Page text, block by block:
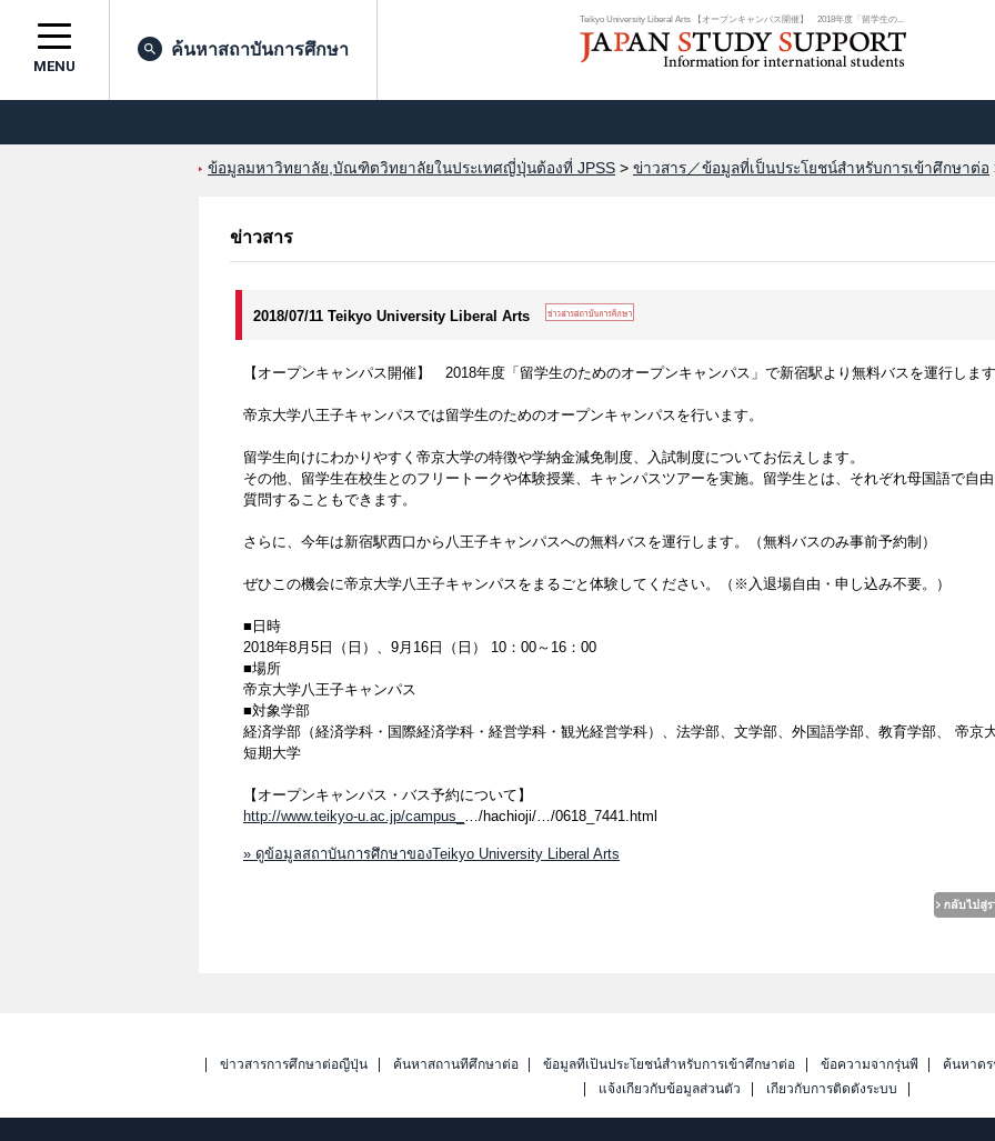
Teikyo University Liberal Arts 【オープンキャンパス開催】 2018年度「留学生の...
MENU
ค้นหาสถาบันการศึกษา
ข้อมูลมหาวิทยาลัย,บัณฑิตวิทยาลัยในประเทศญี่ปุ่นต้องที่ JPSS > ข่าวสาร／ข้อมูลที่เป็นประโยชน์สำหรับการเข้าศึกษาต่อ
ข่าวสาร
2018/07/11 Teikyo University Liberal Arts
【オープンキャンパス開催】 2018年度「留学生のためのオープンキャンパス」で新宿駅より無料バスを運行しま
帝京大学八王子キャンパスでは留学生のためのオープンキャンパスを行います。
留学生向けにわかりやすく帝京大学の特徴や学納金減免制度、入試制度についてお伝えします。
その他、留学生在校生とのフリートークや体験授業、キャンパスツアーを実施。留学生とは、それぞれ母国語で自
質問することもできます。
さらに、今年は新宿駅西口から八王子キャンパスへの無料バスを運行します。（無料バスのみ事前予約制）
ぜひこの機会に帝京大学八王子キャンパスをまるごと体験してください。（※入退場自由・申し込み不要。）
■日時
2018年8月5日（日）、9月16日（日） 10：00～16：00
■場所
帝京大学八王子キャンパス
■対象学部
経済学部（経済学科・国際経済学科・経営学科・観光経営学科）、法学部、文学部、外国語学部、教育学部、 帝京
短期大学
【オープンキャンパス・バス予約について】
http://www.teikyo-u.ac.jp/campus_ …/hachioji/…/0618_7441.html
» ดูข้อมูลสถาบันการศึกษาของTeikyo University Liberal Arts
ข่าวสารการศึกษาต่อญี่ปุ่น ค้นหาสถานที่ศึกษาต่อ ข้อมูลที่เป็นประโยชน์สำหรับการเข้าศึกษาต่อ ข้อความจากรุ่นพี่
ค้นหาด
แจ้งเกี่ยวกับข้อมูลส่วนตัว
เกี่ยวกับการติดตั้งระบบ